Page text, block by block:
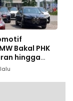
Bakal PHK
hingga